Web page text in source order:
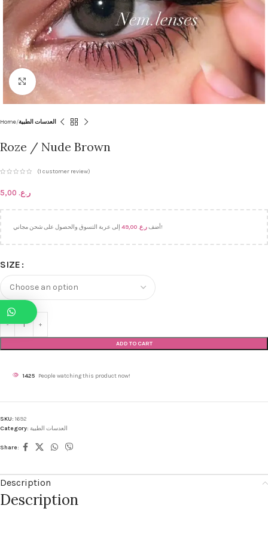
Click to enlarge
Home العدسات الطبية
Roze / Nude Brown
(1 customer review)
ر.ع.
أضفر.ع. إلى عربة التسوق والحصول على شحن مجاني!
SIZE
ADD TO CART
1425 People watching this product now!
SKU: 1692
Category: العدسات الطبية
Share:
Description
Description